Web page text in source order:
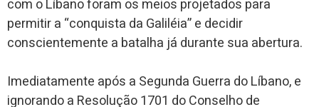
com o Líbano foram os meios projetados para
permitir a “conquista da Galiléia” e decidir
conscientemente a batalha já durante sua abertura.
Imediatamente após a Segunda Guerra do Líbano, e
ignorando a Resolução 1701 do Conselho de